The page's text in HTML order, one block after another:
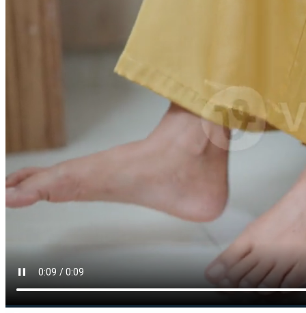
Images Éditoriales
Événements Éditoriaux